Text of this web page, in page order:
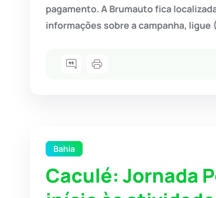
pagamento. A Brumauto fica
informações sobre a campanha, ligue
Bahia
Caculé: Jornada